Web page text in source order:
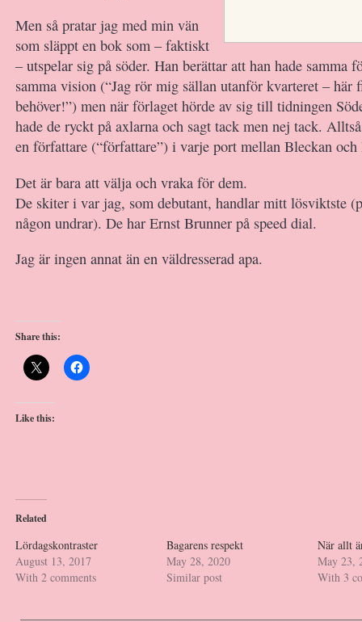
Men så pratar jag med min vän
som släppt en bok som – faktiskt
– utspelar sig på söder. Han berättar att han hade samma
samma vision (“Jag rör mig sällan utanför kvarteret – här
behöver!”) men när förlaget hörde av sig till tidningen
hade de ryckt på axlarna och sagt tack men nej tack.
en författare (“författare”) i varje port mellan Bleckan
Det är bara att välja och vraka för dem.
De skiter i var jag, som debutant, handlar mitt lösviktste
någon undrar). De har Ernst Brunner på speed dial.
Jag är ingen annat än en väldresserad apa.
Share this:
Like this:
Related
Lördagskontraster
August 13, 2017
With 2 comments
Bagarens respekt
May 28, 2020
Similar post
När allt
May 23,
With 3